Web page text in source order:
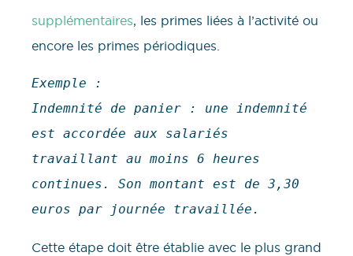
supplémentaires, les primes liées à l’activité ou
encore les primes périodiques.
Exemple :
Indemnité de panier : une indemnité
est accordée aux salariés
travaillant au moins 6 heures
continues. Son montant est de 3,30
euros par journée travaillée.
Cette étape doit être établie avec le plus grand